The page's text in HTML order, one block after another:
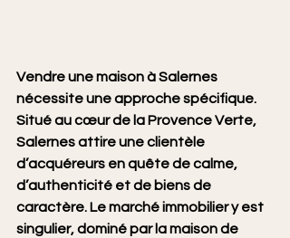
Vendre une maison à Salernes
nécessite une approche spécifique.
Situé au cœur de la Provence Verte,
Salernes attire une clientèle
d’acquéreurs en quête de calme,
d’authenticité et de biens de
caractère. Le marché immobilier y est
singulier, dominé par la maison de